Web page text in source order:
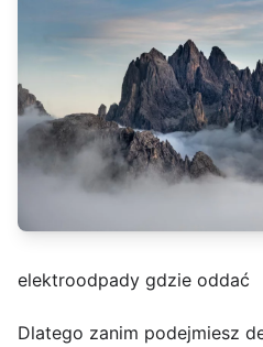
elektroodpady gdzie oddać
Dlatego zanim podejmiesz